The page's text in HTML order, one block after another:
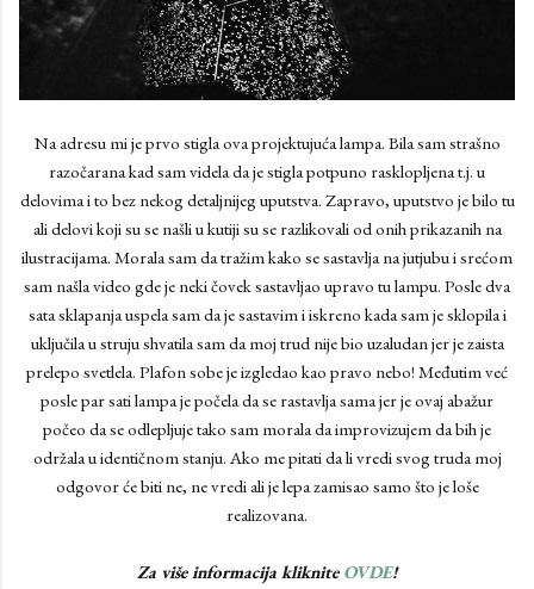
Na adresu mi je prvo stigla ova projektujuća lampa. Bila sam strašno
razočarana kad sam videla da je stigla potpuno rasklopljena t.j. u
delovima i to bez nekog detaljnijeg uputstva. Zapravo, uputstvo je bilo tu
ali delovi koji su se našli u kutiji su se razlikovali od onih prikazanih na
ilustracijama. Morala sam da tražim kako se sastavlja na jutjubu i srećom
sam našla video gde je neki čovek sastavljao upravo tu lampu. Posle dva
sata sklapanja uspela sam da je sastavim i iskreno kada sam je sklopila i
uključila u struju shvatila sam da moj trud nije bio uzaludan jer je zaista
prelepo svetlela. Plafon sobe je izgledao kao pravo nebo! Međutim već
posle par sati lampa je počela da se rastavlja sama jer je ovaj abažur
počeo da se odlepljuje tako sam morala da improvizujem da bih je
održala u identičnom stanju. Ako me pitati da li vredi svog truda moj
odgovor će biti ne, ne vredi ali je lepa zamisao samo što je loše
realizovana.
Za više informacija kliknite OVDE!